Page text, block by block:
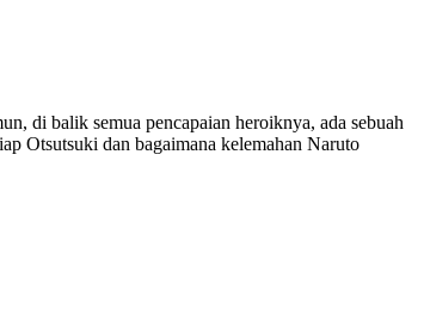
di balik semua pencapaian heroiknya, ada sebuah
Otsutsuki dan bagaimana kelemahan Naruto